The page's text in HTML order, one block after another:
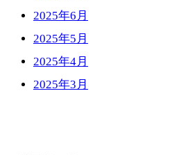
2025年6月
2025年5月
2025年4月
2025年3月